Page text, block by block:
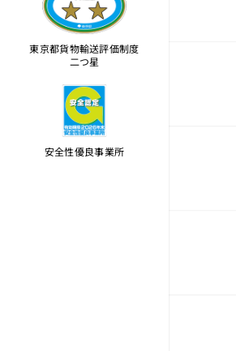
東京都貨物輸送評価制度
二つ星
安全性優良事業所